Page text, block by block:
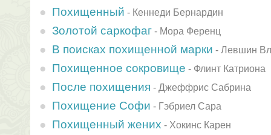
Похищенный - Кеннеди Бернардин
Золотой саркофаг - Мора Ференц
В поисках похищенной марки - Левшин
Похищенное сокровище - Флинт Катриона
После похищения - Джеффрис Сабрина
Похищение Софи - Гэбриел Сара
Похищенный жених - Хокинс Карен